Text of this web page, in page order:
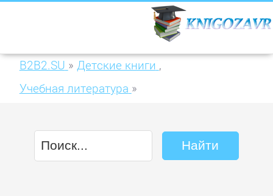
B2B2.SU » Детские книги ,
Учебная литература »
дифференциальных уравнений первого
порядка